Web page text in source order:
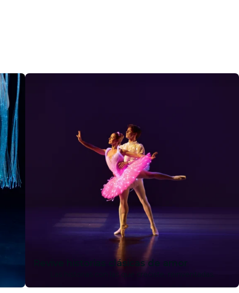
Revive historias clásicas de amor
Las historias con las que creciste, reinventadas.